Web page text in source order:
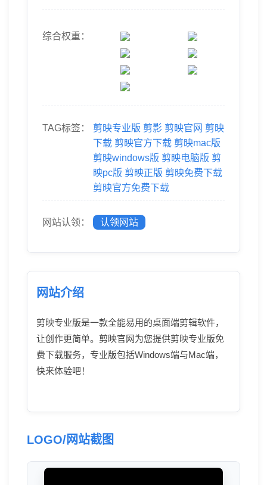
综合权重：
TAG标签： 剪映专业版 剪影 剪映官网 剪映
下载 剪映官方下载 剪映mac版
剪映windows版 剪映电脑版 剪
映pc版 剪映正版 剪映免费下载
剪映官方免费下载
网站认领： 认领网站
网站介绍
剪映专业版是一款全能易用的桌面端剪辑软件，
让创作更简单。剪映官网为您提供剪映专业版免
费下载服务，专业版包括Windows端与Mac端，
快来体验吧！
LOGO/网站截图